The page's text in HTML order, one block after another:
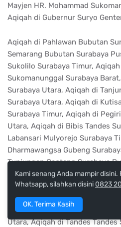
Mayjen HR. Mohammad
Aqiqah di Gubernur Suryo
Aqiqah di Pahlawan Bubutan
Semarang Bubutan Surabaya
Sukolilo Surabaya Timur,
Sukomanunggal Surabaya
Surabaya Utara, Aqiqah di
Surabaya Utara, Aqiqah di
Surabaya Timur, Aqiqah di
Utara, Aqiqah di Bibis Tandes
Labansari Mulyorejo Surabaya
Dharmawangsa Gubeng
Tunjungan Genteng Surabaya
Gayungan Surabaya Selatan,
Wonokromo Surabaya Selatan,
Surabaya Timur, Aqiqah di
Barat, Aqiqah di Stasiun Kota
Utara, Aqiqah di Tandes
Kami senang Anda mampir disini.
Whatsapp, silahkan disini 0823
OK, Terima Kasih